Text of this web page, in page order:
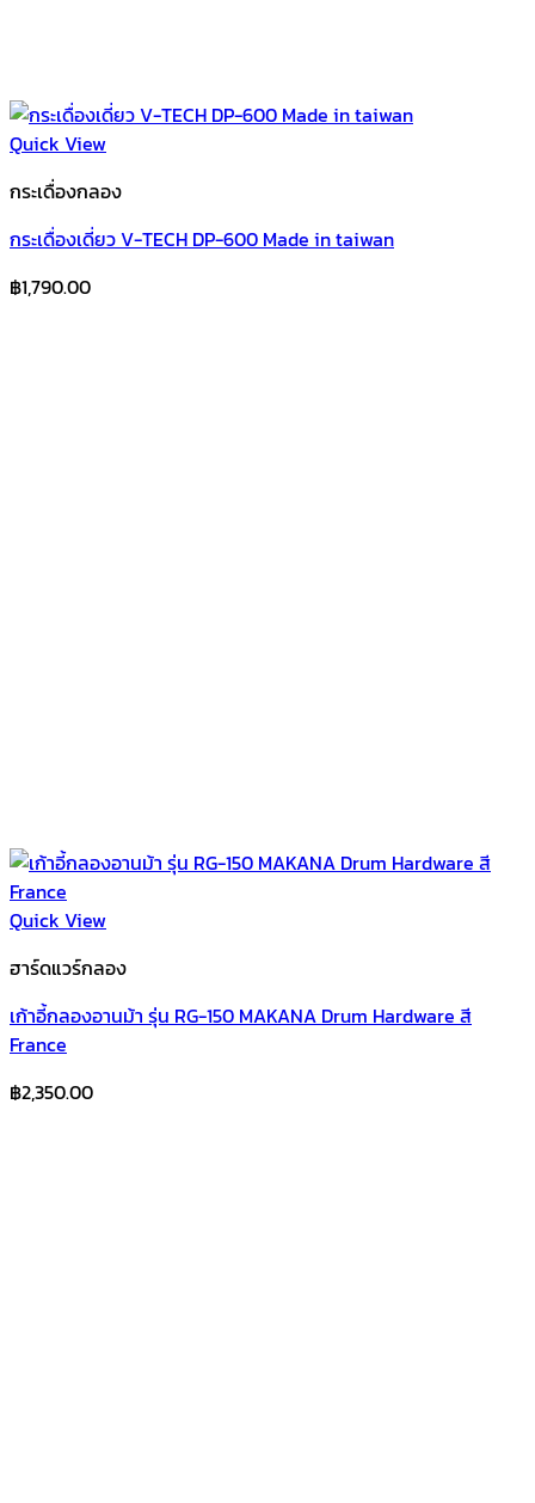
Quick View
กระเดื่องกลอง
กระเดื่องเดี่ยว V-TECH DP-600 Made in taiwan
฿1,790.00
Quick View
ฮาร์ดแวร์กลอง
เก้าอี้กลองอานม้า รุ่น RG-150 MAKANA Drum Hardware สี
France
฿2,350.00